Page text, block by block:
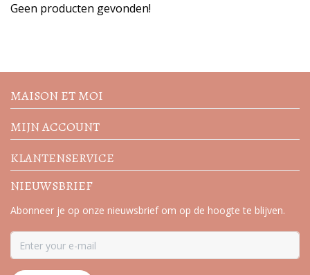
Geen producten gevonden!
acties
MAISON ET MOI
MIJN ACCOUNT
KLANTENSERVICE
NIEUWSBRIEF
Abonneer je op onze nieuwsbrief om op de hoogte te blijven.